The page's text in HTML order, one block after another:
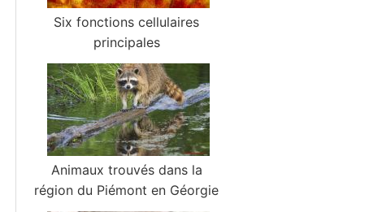
Six fonctions cellulaires
principales
Animaux trouvés dans la
région du Piémont en Géorgie